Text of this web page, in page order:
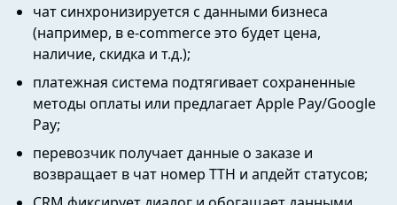
чат синхронизируется с данными бизнеса
(например, в e-commerce это будет цена,
наличие, скидка и т.д.);
платежная система подтягивает сохраненные
методы оплаты или предлагает Apple Pay/Google
Pay;
перевозчик получает данные о заказе и
возвращает в чат номер ТТН и апдейт статусов;